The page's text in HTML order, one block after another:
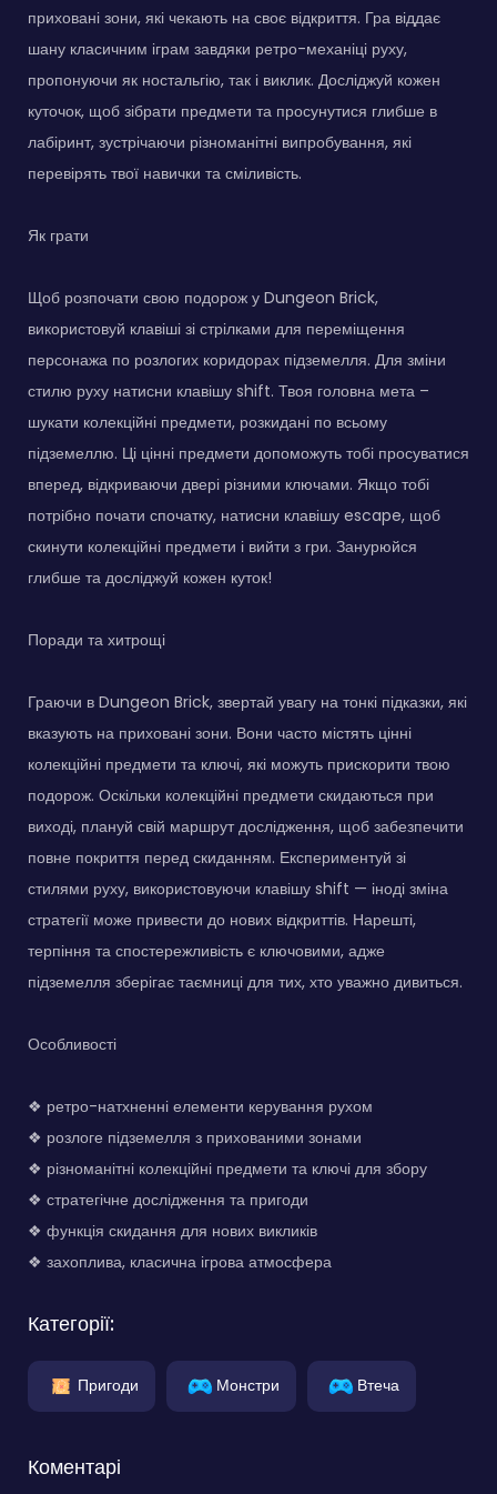
приховані зони, які чекають на своє відкриття. Гра віддає
шану класичним іграм завдяки ретро-механіці руху,
пропонуючи як ностальгію, так і виклик. Досліджуй кожен
куточок, щоб зібрати предмети та просунутися глибше в
лабіринт, зустрічаючи різноманітні випробування, які
перевірять твої навички та сміливість.
Як грати
Щоб розпочати свою подорож у Dungeon Brick,
використовуй клавіші зі стрілками для переміщення
персонажа по розлогих коридорах підземелля. Для зміни
стилю руху натисни клавішу shift. Твоя головна мета –
шукати колекційні предмети, розкидані по всьому
підземеллю. Ці цінні предмети допоможуть тобі просуватися
вперед, відкриваючи двері різними ключами. Якщо тобі
потрібно почати спочатку, натисни клавішу escape, щоб
скинути колекційні предмети і вийти з гри. Занурюйся
глибше та досліджуй кожен куток!
Поради та хитрощі
Граючи в Dungeon Brick, звертай увагу на тонкі підказки, які
вказують на приховані зони. Вони часто містять цінні
колекційні предмети та ключі, які можуть прискорити твою
подорож. Оскільки колекційні предмети скидаються при
виході, плануй свій маршрут дослідження, щоб забезпечити
повне покриття перед скиданням. Експериментуй зі
стилями руху, використовуючи клавішу shift — іноді зміна
стратегії може привести до нових відкриттів. Нарешті,
терпіння та спостережливість є ключовими, адже
підземелля зберігає таємниці для тих, хто уважно дивиться.
Особливості
❖ ретро-натхненні елементи керування рухом
❖ розлоге підземелля з прихованими зонами
❖ різноманітні колекційні предмети та ключі для збору
❖ стратегічне дослідження та пригоди
❖ функція скидання для нових викликів
❖ захоплива, класична ігрова атмосфера
Категорії:
Пригоди Монстри Втеча
Коментарі